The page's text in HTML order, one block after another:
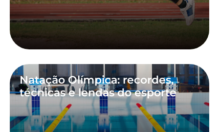
Natação Olímpica: recordes,
técnicas e lendas do esporte